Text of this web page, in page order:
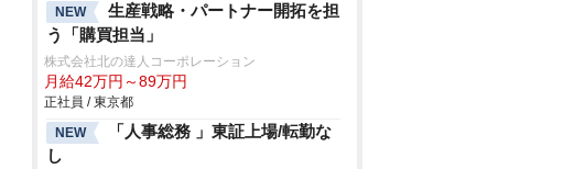
NEW
生産戦略・パートナー開拓を担
う「購買担当」
株式会社北の達人コーポレーション
月給42万円～89万円
正社員 / 東京都
NEW
「人事総務 」東証上場/転勤な
し